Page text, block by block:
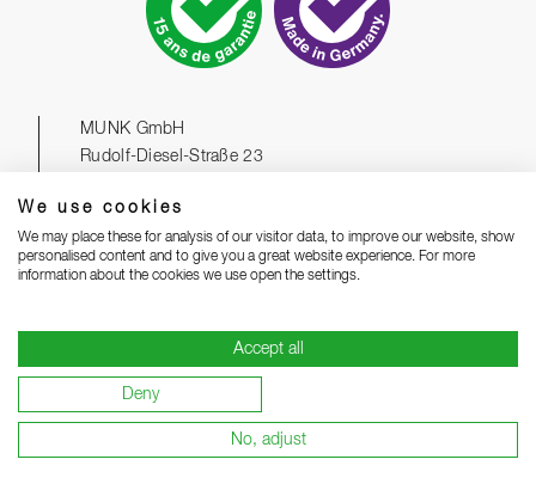
We use cookies
We may place these for analysis of our visitor data, to improve our website, show
personalised content and to give you a great website experience. For more
information about the cookies we use open the settings.
Accept all
Deny
No, adjust
Contact
MUNK GmbH
Rudolf-Diesel-Straße 23
Téléphone +49 8221 3616 01
Courriel Ouvrir le formulaire de contact
WhatsApp Chatter maintenant
✔Leader techno et innovation dans l'équipement d'accès
✔Plus de 100 brevets et produits déposés
Plus de 2.500 produits dans la gamme de série